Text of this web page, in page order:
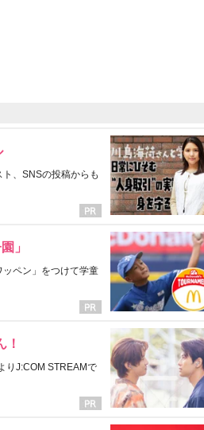
、SNSの投稿からも
」
ペン」をつけて学童
！
りJ:COM STREAMで